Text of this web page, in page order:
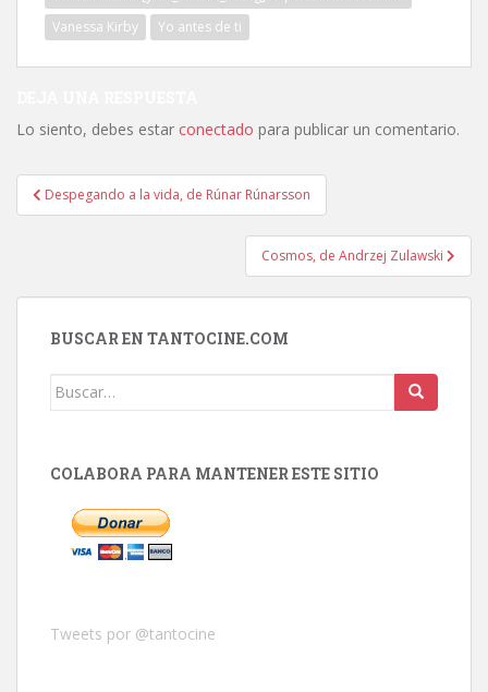
Vanessa Kirby
Yo antes de ti
Lo siento, debes estar conectado para publicar un comentario.
Navegación
de
Despegando a la vida, de Rúnar Rúnarsson
Cosmos, de Andrzej Zulawski
BUSCAR EN TANTOCINE.COM
Buscar:
COLABORA PARA MANTENER ESTE SITIO
Tweets por @tantocine